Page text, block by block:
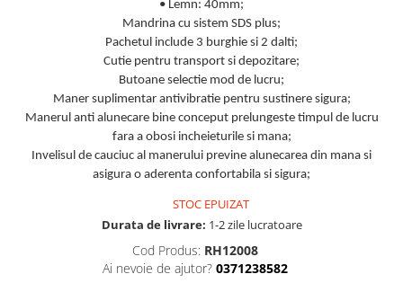
• Lemn: 40mm;
Mandrina cu sistem SDS plus;
Pachetul include 3 burghie si 2 dalti;
Cutie pentru transport si depozitare;
Butoane selectie mod de lucru;
Maner suplimentar antivibratie pentru sustinere sigura;
Manerul anti alunecare bine conceput prelungeste timpul de lucru
fara a obosi incheieturile si mana;
Invelisul de cauciuc al manerului previne alunecarea din mana si
asigura o aderenta confortabila si sigura;
STOC EPUIZAT
Durata de livrare: 1-2 zile lucratoare
Cod Produs: RH12008
Ai nevoie de ajutor? 0371238582